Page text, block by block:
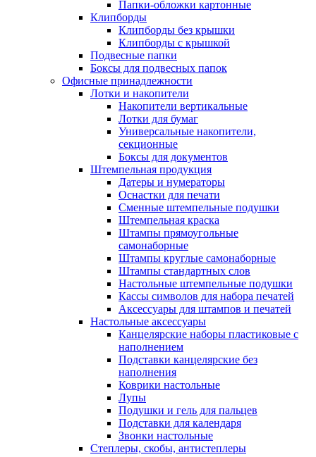
Папки-обложки картонные
Клипборды
Клипборды без крышки
Клипборды с крышкой
Подвесные папки
Боксы для подвесных папок
Офисные принадлежности
Лотки и накопители
Накопители вертикальные
Лотки для бумаг
Универсальные накопители,
секционные
Боксы для документов
Штемпельная продукция
Датеры и нумераторы
Оснастки для печати
Сменные штемпельные подушки
Штемпельная краска
Штампы прямоугольные
самонаборные
Штампы круглые самонаборные
Штампы стандартных слов
Настольные штемпельные подушки
Кассы символов для набора печатей
Аксессуары для штампов и печатей
Настольные аксессуары
Канцелярские наборы пластиковые с
наполнением
Подставки канцелярские без
наполнения
Коврики настольные
Лупы
Подушки и гель для пальцев
Подставки для календаря
Звонки настольные
Степлеры, скобы, антистеплеры